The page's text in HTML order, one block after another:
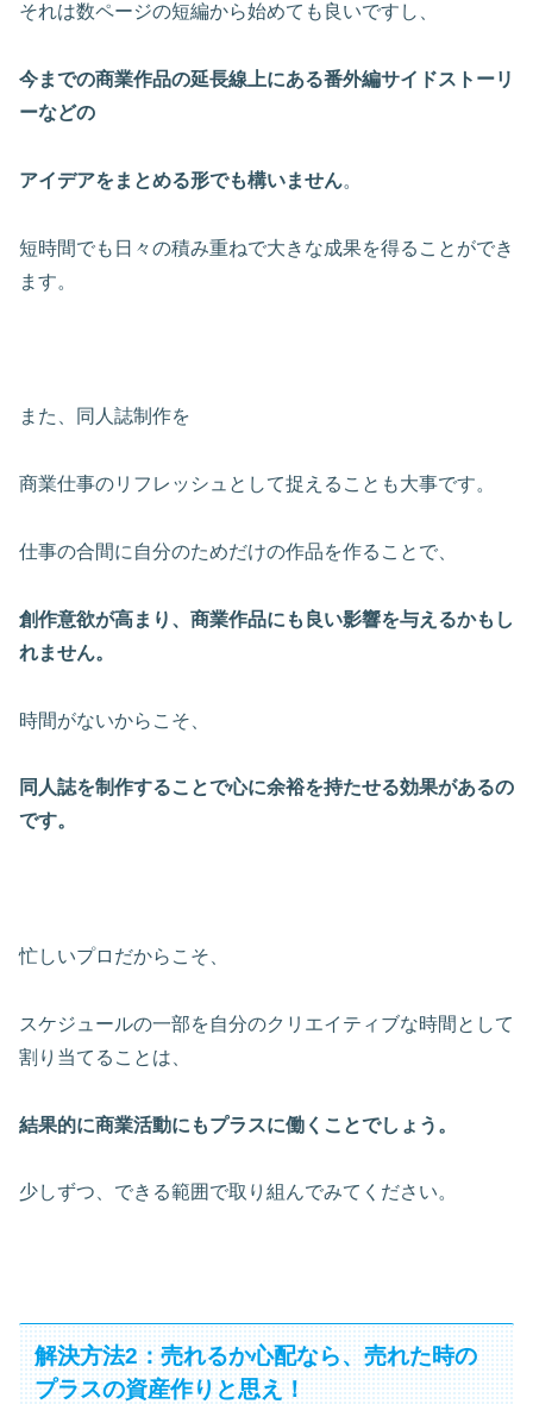
それは数ページの短編から始めても良いですし、
今までの商業作品の延長線上にある番外編サイドストーリ
ーなどの
アイデアをまとめる形でも構いません。
短時間でも日々の積み重ねで大きな成果を得ることができ
ます。
また、同人誌制作を
商業仕事のリフレッシュとして捉えることも大事です。
仕事の合間に自分のためだけの作品を作ることで、
創作意欲が高まり、商業作品にも良い影響を与えるかもし
れません。
時間がないからこそ、
同人誌を制作することで心に余裕を持たせる効果があるの
です。
忙しいプロだからこそ、
スケジュールの一部を自分のクリエイティブな時間として
割り当てることは、
結果的に商業活動にもプラスに働くことでしょう。
少しずつ、できる範囲で取り組んでみてください。
解決方法2：売れるか心配なら、売れた時の
プラスの資産作りと思え！